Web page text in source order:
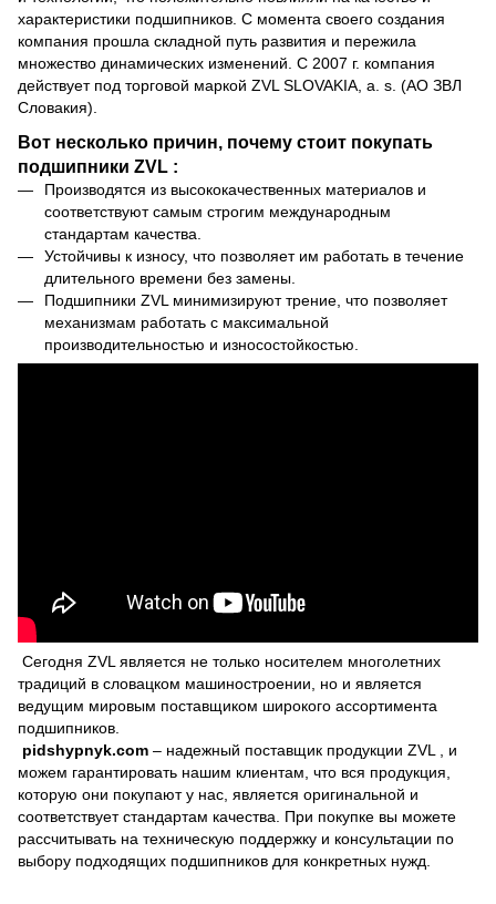
характеристики подшипников. С момента своего создания
компания прошла складной путь развития и пережила
множество динамических изменений. С 2007 г. компания
действует под торговой маркой ZVL SLOVAKIA, a. s. (АО ЗВЛ
Словакия).
Вот несколько причин, почему стоит покупать
подшипники ZVL :
Производятся из высококачественных материалов и
соответствуют самым строгим международным
стандартам качества.
Устойчивы к износу, что позволяет им работать в течение
длительного времени без замены.
Подшипники ZVL минимизируют трение, что позволяет
механизмам работать с максимальной
производительностью и износостойкостью.
Сегодня ZVL является не только носителем многолетних
традиций в словацком машиностроении, но и является
ведущим мировым поставщиком широкого ассортимента
подшипников.
pidshypnyk.com – надежный поставщик продукции ZVL , и
можем гарантировать нашим клиентам, что вся продукция,
которую они покупают у нас, является оригинальной и
соответствует стандартам качества. При покупке вы можете
рассчитывать на техническую поддержку и консультации по
выбору подходящих подшипников для конкретных нужд.